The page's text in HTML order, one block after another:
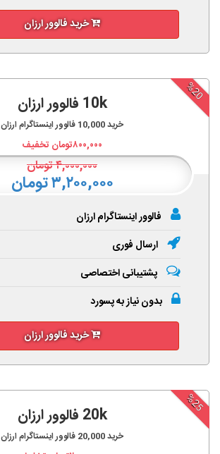
خرید فالوور ارزان
%20
10k فالوور ارزان
خرید10,000 فالوور اینستاگرام ارزان
۸۰۰,۰۰۰تومان تخفیف
۴,۰۰۰,۰۰۰تومان
۳,۲۰۰,۰۰۰ تومان
فالوور اینستاگرام ارزان
ارسال فوری
پشتیبانی اختصاصی
بدون نیاز به پسورد
خرید فالوور ارزان
%25
20k فالوور ارزان
خرید20,000 فالوور اینستاگرام ارزان